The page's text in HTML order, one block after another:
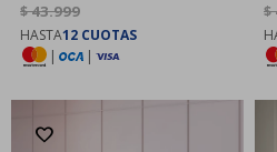
$43.999
HASTA12 CUOTAS
|
|
$